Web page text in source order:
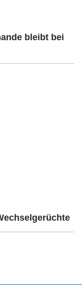
bleibt bei